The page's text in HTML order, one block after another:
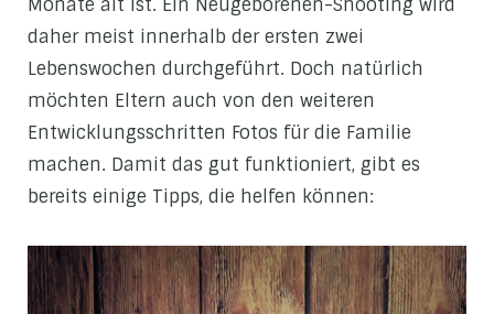
Monate alt ist. Ein Neugeborenen-Shooting wird
daher meist innerhalb der ersten zwei
Lebenswochen durchgeführt. Doch natürlich
möchten Eltern auch von den weiteren
Entwicklungsschritten Fotos für die Familie
machen. Damit das gut funktioniert, gibt es
bereits einige Tipps, die helfen können: